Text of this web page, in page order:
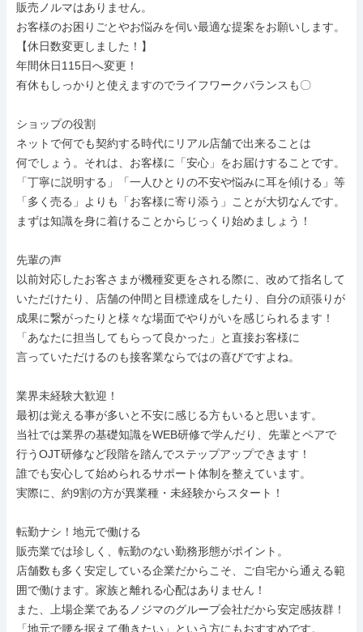
販売ノルマはありません。
お客様のお困りごとやお悩みを伺い最適な提案をお願いします。
【休日数変更しました！】
年間休日115日へ変更！
有休もしっかりと使えますのでライフワークバランスも〇
ショップの役割
ネットで何でも契約する時代にリアル店舗で出来ることは
何でしょう。それは、お客様に「安心」をお届けすることです。
「丁寧に説明する」「一人ひとりの不安や悩みに耳を傾ける」等
「多く売る」よりも「お客様に寄り添う」ことが大切なんです。
まずは知識を身に着けることからじっくり始めましょう！
先輩の声
以前対応したお客さまが機種変更をされる際に、改めて指名して
いただけたり、店舗の仲間と目標達成をしたり、自分の頑張りが
成果に繋がったりと様々な場面でやりがいを感じられるます！
「あなたに担当してもらって良かった」と直接お客様に
言っていただけるのも接客業ならではの喜びですよね。
業界未経験大歓迎！
最初は覚える事が多いと不安に感じる方もいると思います。
当社では業界の基礎知識をWEB研修で学んだり、先輩とペアで
行うOJT研修など段階を踏んでステップアップできます！
誰でも安心して始められるサポート体制を整えています。
実際に、約9割の方が異業種・未経験からスタート！
転勤ナシ！地元で働ける
販売業では珍しく、転勤のない勤務形態がポイント。
店舗数も多く安定している企業だからこそ、ご自宅から通える範
囲で働けます。家族と離れる心配はありません！
また、上場企業であるノジマのグループ会社だから安定感抜群！
「地元で腰を据えて働きたい」という方にもおすすめです。